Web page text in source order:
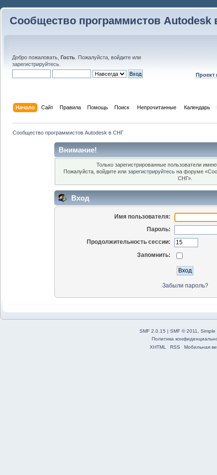
Сообщество программистов Autodesk
Добро пожаловать, Гость . Пожалуйста, войдите или
зарегистрируйтесь
Проект
Начало Сайт Правила Помощь Поиск Непрочитанные Календарь
Сообщество программистов Autodesk в СНГ
Внимание!
Только зарегистрированные пользователи
Пожалуйста, войдите или зарегистрируйтесь на форуме
СНГ».
Вход
Имя пользователя:
Пароль:
Продолжительность сессии:
Запомнить:
Забыли пароль?
SMF 2.0.15 | SMF © 2011
Simple
Политика
XHTML
RSS Мобильная